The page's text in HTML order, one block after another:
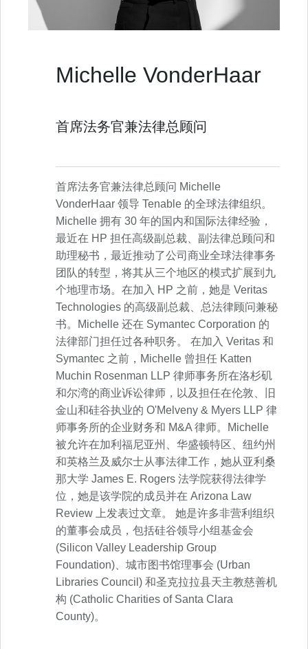
Michelle VonderHaar
首席法务官兼法律总顾问
首席法务官兼法律总顾问 Michelle
VonderHaar 领导 Tenable 的全球法律组织。
Michelle 拥有 30 年的国内和国际法律经验，
最近在 HP 担任高级副总裁、副法律总顾问和
助理秘书，最近推动了公司商业全球法律事务
团队的转型，将其从三个地区的模式扩展到九
个地理市场。在加入 HP 之前，她是 Veritas
Technologies 的高级副总裁、总法律顾问兼秘
书。Michelle 还在 Symantec Corporation 的
法律部门担任过各种职务。 在加入 Veritas 和
Symantec 之前，Michelle 曾担任 Katten
Muchin Rosenman LLP 律师事务所在洛杉矶
和尔湾的商业诉讼律师，以及担任在伦敦、旧
金山和硅谷执业的 O'Melveny & Myers LLP 律
师事务所的企业财务和 M&A 律师。Michelle
被允许在加利福尼亚州、华盛顿特区、纽约州
和英格兰及威尔士从事法律工作，她从亚利桑
那大学 James E. Rogers 法学院获得法律学
位，她是该学院的成员并在 Arizona Law
Review 上发表过文章。 她是许多非营利组织
的董事会成员，包括硅谷领导小组基金会
(Silicon Valley Leadership Group
Foundation)、城市图书馆理事会 (Urban
Libraries Council) 和圣克拉拉县天主教慈善机
构 (Catholic Charities of Santa Clara
County)。